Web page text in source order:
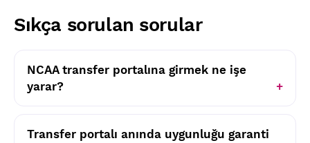
Sıkça sorulan sorular
NCAA transfer portalına girmek ne işe
yarar?
Transfer portalı anında uygunluğu garanti